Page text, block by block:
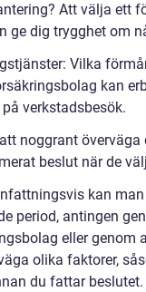
Att välja ett
ge dig trygghet om
Vilka
kan
verkstadsbesök.
noggrant
beslut när de
kan
period, antingen
eller genom
olika faktorer,
du fattar